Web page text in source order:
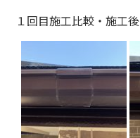
１回目施工比較・施工後